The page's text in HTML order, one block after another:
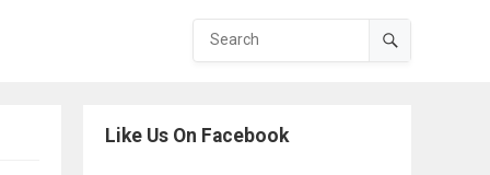
Like Us On Facebook